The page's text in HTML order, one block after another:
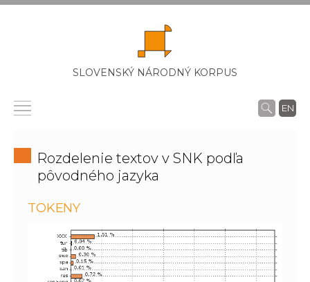
SLOVENSKÝ NÁRODNÝ KORPUS
EN
Rozdelenie textov v SNK podľa
pôvodného jazyka
TOKENY